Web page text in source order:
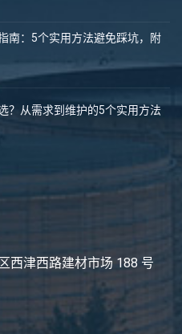
南：5个实用方法避免踩坑，附
？从需求到维护的5个实用方法
西津西路建材市场 188 号